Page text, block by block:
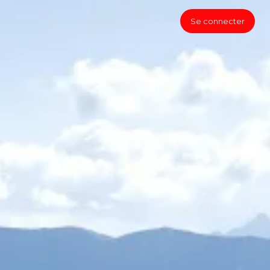
Se connecter